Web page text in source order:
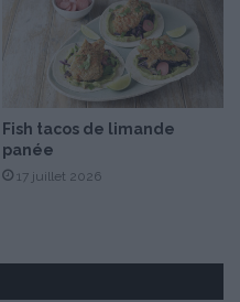
Fish tacos de limande
panée
17 juillet 2026